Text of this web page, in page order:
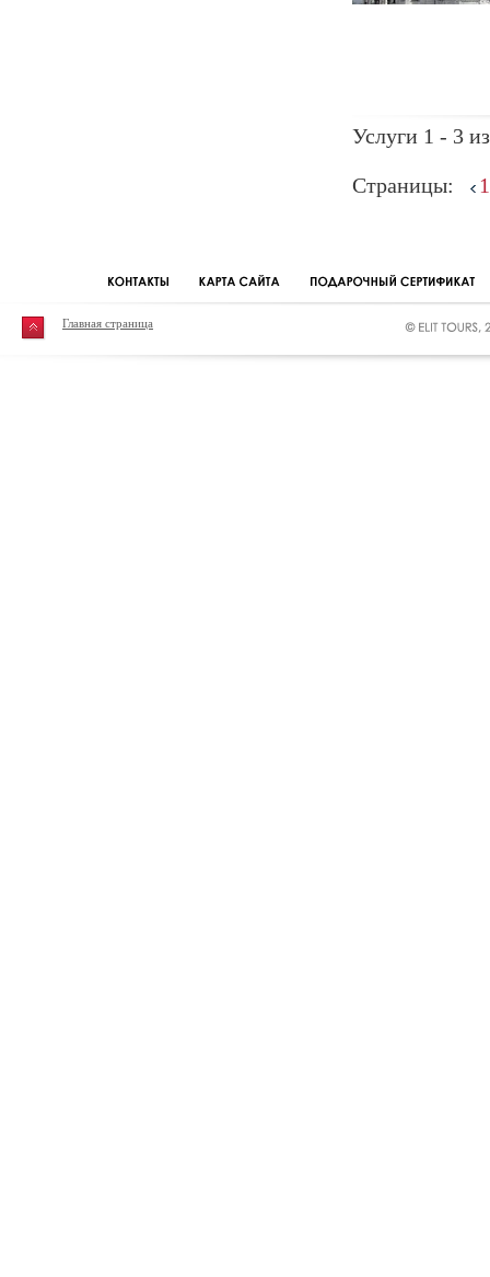
Услуги 1 - 3
Страницы: 1
Главная страница